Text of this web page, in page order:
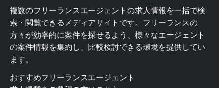
複数のフリーランスエージェントの求人情報を一括で検
索・閲覧できるメディアサイトです。フリーランスの
方々が効率的に案件を探せるよう、様々なエージェント
の案件情報を集約し、比較検討できる環境を提供してい
ます。
おすすめフリーランスエージェント